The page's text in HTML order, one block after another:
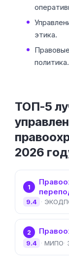
этика.
политика.
ТОП-5
2026
1
9.4
2
МИПО
9.4